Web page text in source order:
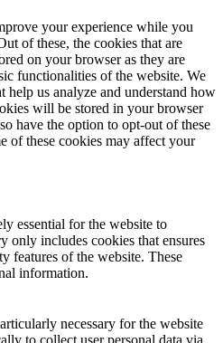
your experience while you
of these, the cookies that are
on your browser as they are
functionalities of the website. We
help us analyze and understand how
will be stored in your browser
have the option to opt-out of these
of these cookies may affect your
essential for the website to
only includes cookies that ensures
features of the website. These
information.
necessary for the website
to collect user personal data via